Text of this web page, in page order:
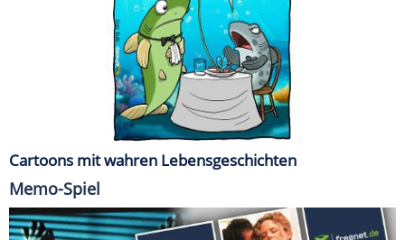
Cartoons mit wahren Lebensgeschichten
Memo-Spiel